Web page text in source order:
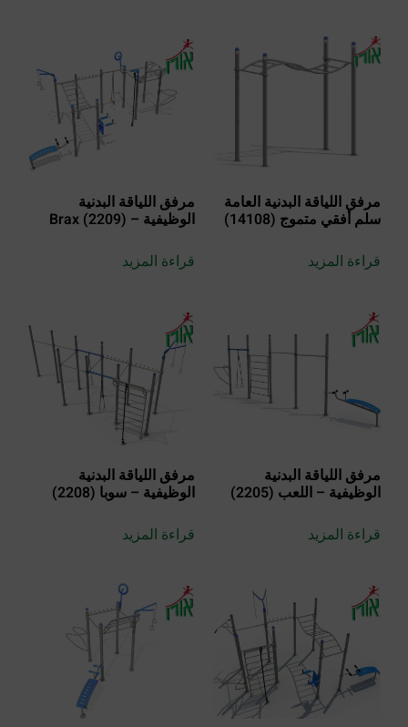
مرفق اللياقة البدنية العامة
سلم أفقي متموج (14108)
قراءة المزيد
مرفق اللياقة البدنية
الوظيفية – Brax (2209)
قراءة المزيد
مرفق اللياقة البدنية
الوظيفية – اللعب (2205)
قراءة المزيد
مرفق اللياقة البدنية
الوظيفية – سوبا (2208)
قراءة المزيد